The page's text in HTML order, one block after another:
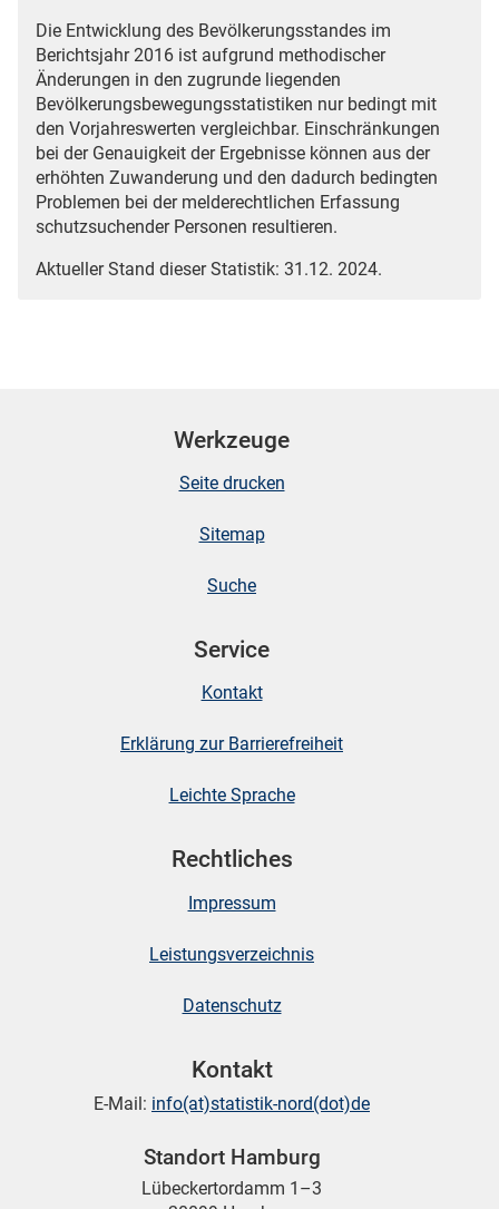
Die Entwicklung des Bevölkerungsstandes im
Berichtsjahr 2016 ist aufgrund methodischer
Änderungen in den zugrunde liegenden
Bevölkerungsbewegungsstatistiken nur bedingt mit
den Vorjahreswerten vergleichbar. Einschränkungen
bei der Genauigkeit der Ergebnisse können aus der
erhöhten Zuwanderung und den dadurch bedingten
Problemen bei der melderechtlichen Erfassung
schutzsuchender Personen resultieren.
Aktueller Stand dieser Statistik: 31.12. 2024.
Werkzeuge
Seite drucken
Sitemap
Suche
Service
Kontakt
Erklärung zur Barrierefreiheit
Leichte Sprache
Rechtliches
Impressum
Leistungsverzeichnis
Datenschutz
Kontakt
E-Mail: info(at)statistik-nord(dot)de
Standort Hamburg
Lübeckertordamm 1–3